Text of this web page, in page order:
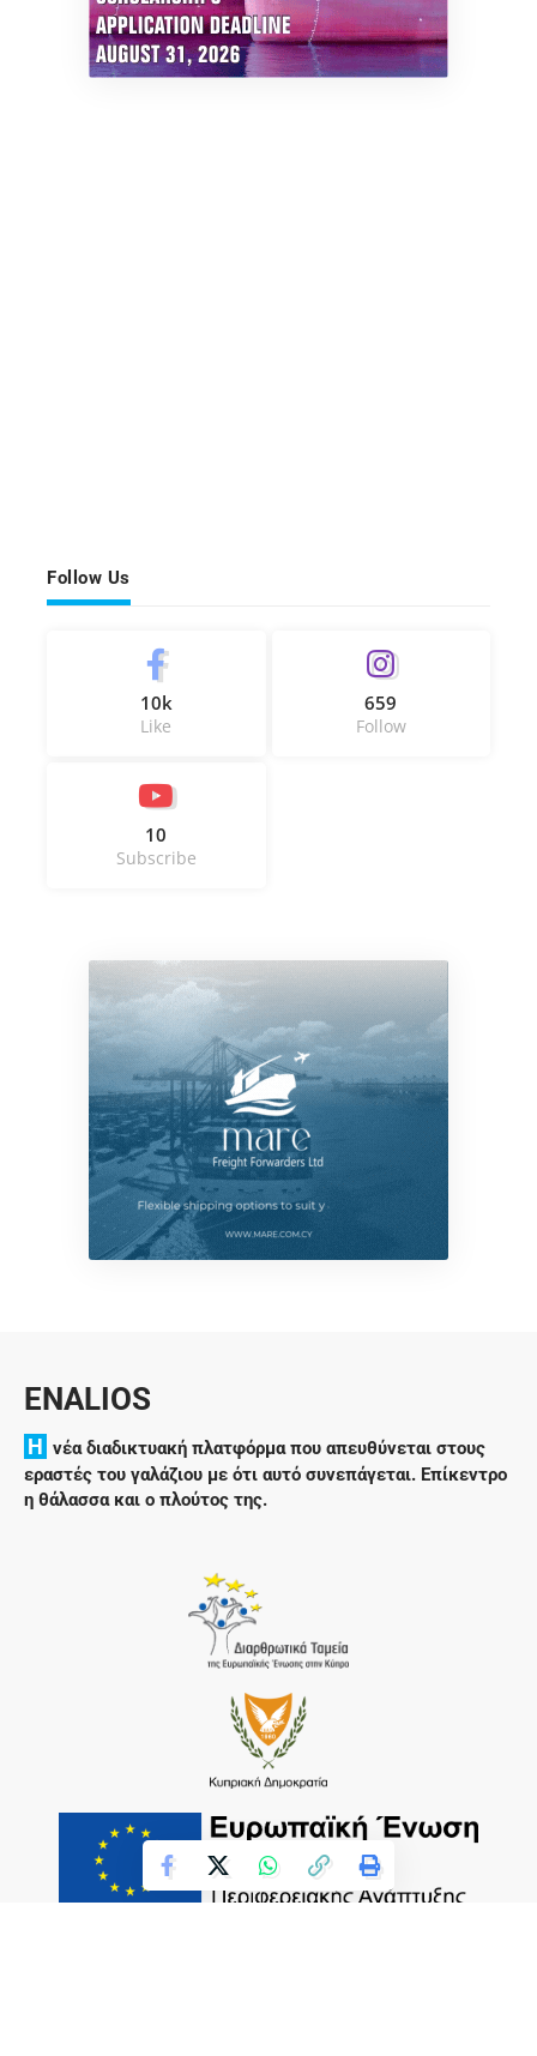
Follow Us
10k
Like
659
Follow
10
Subscribe
ENALIOS
H νέα διαδικτυακή πλατφόρμα που απευθύνεται στους
εραστές του γαλάζιου με ότι αυτό συνεπάγεται. Επίκεντρο
η θάλασσα και ο πλούτος της.